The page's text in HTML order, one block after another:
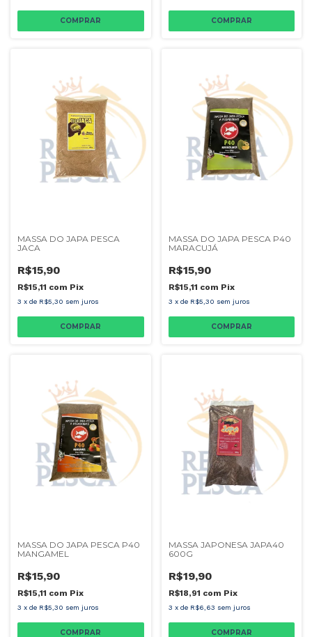
MASSA DO JAPA PESCA
JACA
R$15,90
R$15,11 com Pix
3 x de R$5,30 sem juros
MASSA DO JAPA PESCA P40
MARACUJÁ
R$15,90
R$15,11 com Pix
3 x de R$5,30 sem juros
MASSA DO JAPA PESCA P40
MANGAMEL
R$15,90
R$15,11 com Pix
3 x de R$5,30 sem juros
MASSA JAPONESA JAPA40
600G
R$19,90
R$18,91 com Pix
3 x de R$6,63 sem juros